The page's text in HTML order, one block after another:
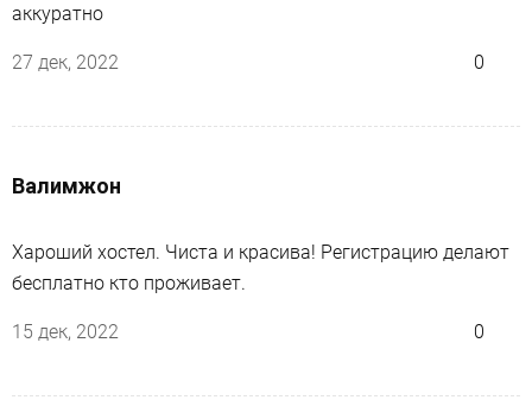
аккуратно
27 дек, 2022 0
Валимжон
Хароший хостел. Чиста и красива! Регистрацию делают
бесплатно кто проживает.
15 дек, 2022 0